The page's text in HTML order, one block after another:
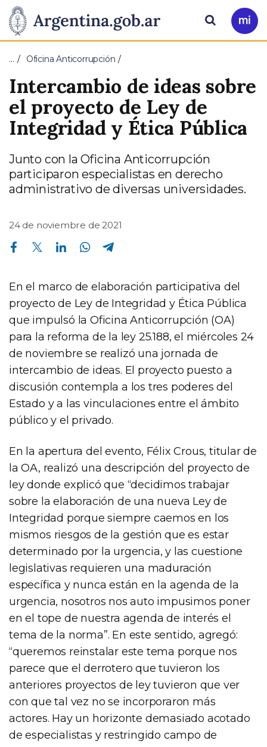
Presidencia
de
la
Nación
Pasar al contenido principal
Ir
a
Buscar
… Oficina Anticorrupción
Intercambio de ideas sobre
el proyecto de Ley de
Integridad y Ética Pública
Junto con la Oficina Anticorrupción
participaron especialistas en derecho
administrativo de diversas universidades.
24 de noviembre de 2021
Compartir en Facebook Compartir en Twitter Compartir en Linkedin Compartir en Whatsapp
En el marco de elaboración participativa del
proyecto de Ley de Integridad y Ética Pública
que impulsó la Oficina Anticorrupción (OA)
para la reforma de la ley 25.188, el miércoles 24
de noviembre se realizó una jornada de
intercambio de ideas. El proyecto puesto a
discusión contempla a los tres poderes del
Estado y a las vinculaciones entre el ámbito
público y el privado.
En la apertura del evento, Félix Crous, titular de
la OA, realizó una descripción del proyecto de
ley donde explicó que “decidimos trabajar
sobre la elaboración de una nueva Ley de
Integridad porque siempre caemos en los
mismos riesgos de la gestión que es estar
determinado por la urgencia, y las cuestione
legislativas requieren una maduración
específica y nunca están en la agenda de la
urgencia, nosotros nos auto impusimos poner
en el tope de nuestra agenda de interés el
tema de la norma”. En este sentido, agregó:
“queremos reinstalar este tema porque nos
parece que el derrotero que tuvieron los
anteriores proyectos de ley tuvieron que ver
con que tal vez no se incorporaron más
actores. Hay un horizonte demasiado acotado
de especialistas y restringido campo de